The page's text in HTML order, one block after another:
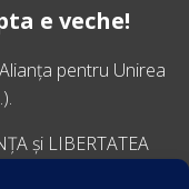
e veche!
Alianța pentru Unirea
și LIBERTATEA